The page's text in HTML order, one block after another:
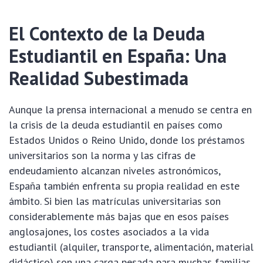
El Contexto de la Deuda
Estudiantil en España: Una
Realidad Subestimada
Aunque la prensa internacional a menudo se centra en
la crisis de la deuda estudiantil en países como
Estados Unidos o Reino Unido, donde los préstamos
universitarios son la norma y las cifras de
endeudamiento alcanzan niveles astronómicos,
España también enfrenta su propia realidad en este
ámbito. Si bien las matrículas universitarias son
considerablemente más bajas que en esos países
anglosajones, los costes asociados a la vida
estudiantil (alquiler, transporte, alimentación, material